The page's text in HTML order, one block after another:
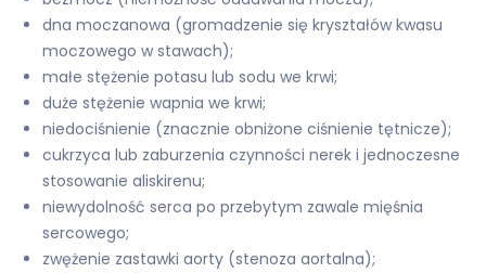
dna moczanowa (gromadzenie się kryształów kwasu
moczowego w stawach);
małe stężenie potasu lub sodu we krwi;
duże stężenie wapnia we krwi;
niedociśnienie (znacznie obniżone ciśnienie tętnicze);
cukrzyca lub zaburzenia czynności nerek i jednoczesne
stosowanie aliskirenu;
niewydolność serca po przebytym zawale mięśnia
sercowego;
zwężenie zastawki aorty (stenoza aortalna);